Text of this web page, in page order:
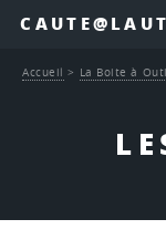
Accueil > La Boite à